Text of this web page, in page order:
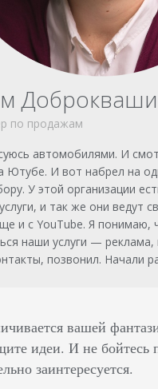
по продажам
автомобилями. И
Ютубе. И вот набрел на
У этой организации
и так же они ведут
и с YouTube. Я понимаю,
наши услуги —
позвонил. Начали
вашей
идеи. И не бойтесь
заинтересуется.